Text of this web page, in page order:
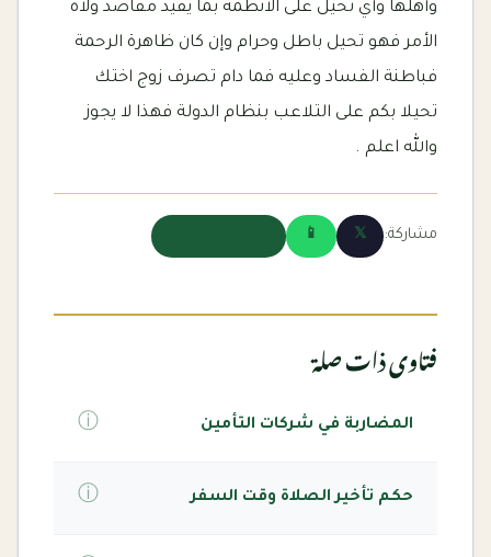
وأهلها وأي تحيل على الأنظمة بما يفيد مقاصد ولاة
الأمر فهو تحيل باطل وحرام وإن كان ظاهرة الرحمة
فباطنة الفساد وعليه فما دام تصرف زوج اختك
تحيلا بكم على التلاعب بنظام الدولة فهذا لا يجوز
والله اعلم .
مشاركة: 𝕏
📱
فتاوى ذات صلة
المضاربة في شركات التأمين ⓘ
حكم تأخير الصلاة وقت السفر ⓘ